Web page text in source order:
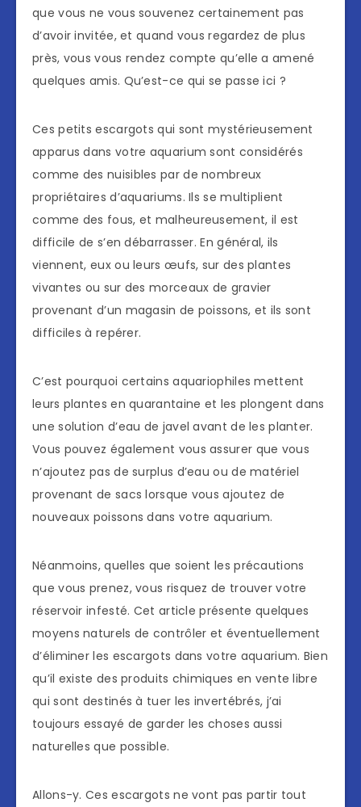
que vous ne vous souvenez certainement pas
d’avoir invitée, et quand vous regardez de plus
près, vous vous rendez compte qu’elle a amené
quelques amis. Qu’est-ce qui se passe ici ?
Ces petits escargots qui sont mystérieusement
apparus dans votre aquarium sont considérés
comme des nuisibles par de nombreux
propriétaires d’aquariums. Ils se multiplient
comme des fous, et malheureusement, il est
difficile de s’en débarrasser. En général, ils
viennent, eux ou leurs œufs, sur des plantes
vivantes ou sur des morceaux de gravier
provenant d’un magasin de poissons, et ils sont
difficiles à repérer.
C’est pourquoi certains aquariophiles mettent
leurs plantes en quarantaine et les plongent dans
une solution d’eau de javel avant de les planter.
Vous pouvez également vous assurer que vous
n’ajoutez pas de surplus d’eau ou de matériel
provenant de sacs lorsque vous ajoutez de
nouveaux poissons dans votre aquarium.
Néanmoins, quelles que soient les précautions
que vous prenez, vous risquez de trouver votre
réservoir infesté. Cet article présente quelques
moyens naturels de contrôler et éventuellement
d’éliminer les escargots dans votre aquarium. Bien
qu’il existe des produits chimiques en vente libre
qui sont destinés à tuer les invertébrés, j’ai
toujours essayé de garder les choses aussi
naturelles que possible.
Allons-y. Ces escargots ne vont pas partir tout